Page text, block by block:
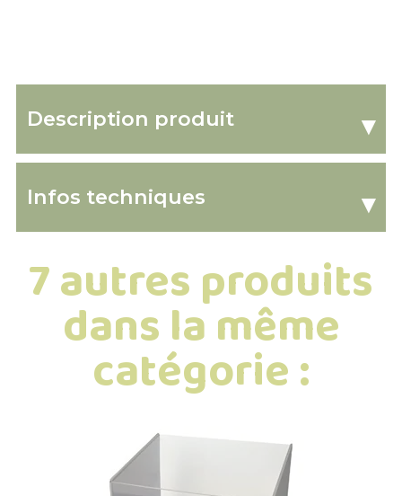
Description produit ▾
Infos techniques ▾
7 autres produits
dans la même
catégorie :